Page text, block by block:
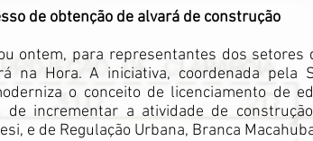
de obtenção de alvará de construção
ontem, para representantes dos setores
na Hora. A iniciativa, coordenada pela
o conceito de licenciamento de
incrementar a atividade de
e de Regulação Urbana, Branca